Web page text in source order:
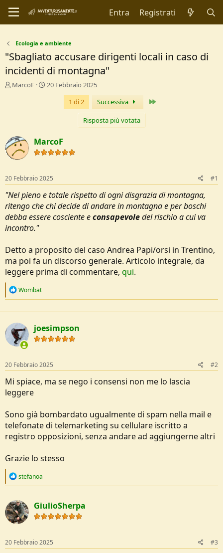
Entra Registrati
Ecologia e ambiente
"Sbagliato accusare dirigenti locali in caso di
incidenti di montagna"
C
r
e
D
s
c
u
s
s
i
o
MarcoF
D
I
n
i
i
o
20 Febbraio 2025
1 di 2
Successiva
Risposta più votata
MarcoF
20 Febbraio 2025 #1
"Nel pieno e totale rispetto di ogni disgrazia di montagna,
ritengo che chi decide di andare in montagna e per boschi
debba essere cosciente econsapevoledel rischio a cui va
incontro."
Detto a proposito del caso Andrea Papi/orsi in Trentino,
ma poi fa un discorso generale. Articolo integrale, da
leggere prima di commentare, qui.
R
c
t
i
o
n
Wombat
joesimpson
20 Febbraio 2025 #2
Mi spiace, ma se nego i consensi non me lo lascia
leggere
Sono già bombardato ugualmente di spam nella mail e
telefonate di telemarketing su cellulare iscritto a
registro opposizioni, senza andare ad aggiungerne altri
Grazie lo stesso
R
c
t
i
o
s
:
stefanoa
GiulioSherpa
20 Febbraio 2025 #3